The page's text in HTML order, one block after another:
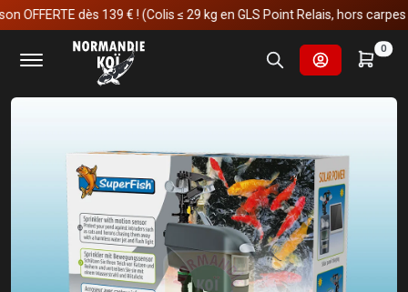
dès 139 € ! (Colis ≤ 29 kg en GLS Point Relais, hors carpes
0
Accueil
Fournitures et technologies pour les bassins
Protections anti-prédateurs
Bird & Cat Sprinkler